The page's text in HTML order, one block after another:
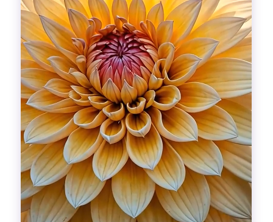
Гадания
Красоты!
Fashion
Выдох